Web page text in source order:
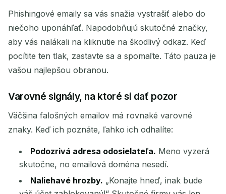
Phishingové emaily sa vás snažia vystrašiť alebo do
niečoho uponáhľať. Napodobňujú skutočné značky,
aby vás nalákali na kliknutie na škodlivý odkaz. Keď
pocítite ten tlak, zastavte sa a spomaľte. Táto pauza je
vašou najlepšou obranou.
Varovné signály, na ktoré si dať pozor
Väčšina falošných emailov má rovnaké varovné
znaky. Keď ich poznáte, ľahko ich odhalíte:
Podozrivá adresa odosielateľa. Meno vyzerá
skutočne, no emailová doména nesedí.
Naliehavé hrozby. „Konajte hneď, inak bude